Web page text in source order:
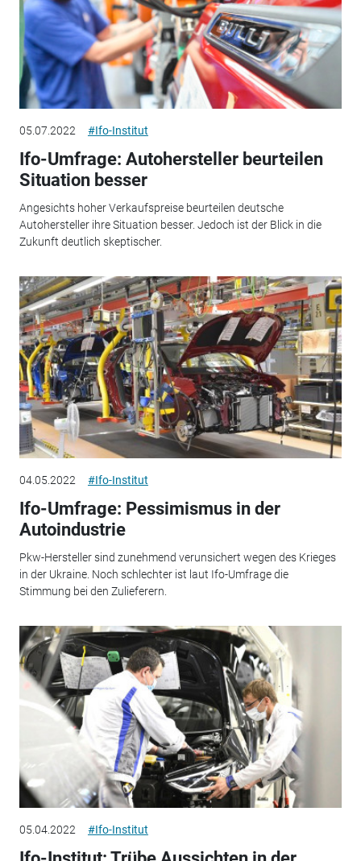
05.07.2022 #Ifo-Institut
Ifo-Umfrage: Autohersteller beurteilen
Situation besser
Angesichts hoher Verkaufspreise beurteilen deutsche
Autohersteller ihre Situation besser. Jedoch ist der Blick in die
Zukunft deutlich skeptischer.
04.05.2022 #Ifo-Institut
Ifo-Umfrage: Pessimismus in der
Autoindustrie
Pkw-Hersteller sind zunehmend verunsichert wegen des Krieges
in der Ukraine. Noch schlechter ist laut Ifo-Umfrage die
Stimmung bei den Zulieferern.
05.04.2022 #Ifo-Institut